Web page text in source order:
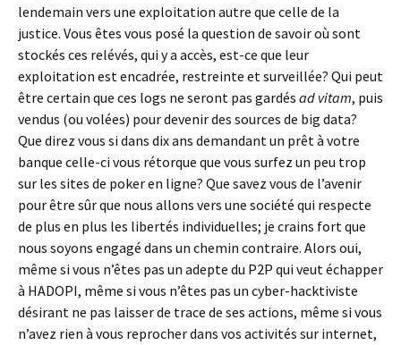
lendemain vers une exploitation autre que celle de la
justice. Vous êtes vous posé la question de savoir où sont
stockés ces relévés, qui y a accès, est-ce que leur
exploitation est encadrée, restreinte et surveillée? Qui peut
être certain que ces logs ne seront pas gardés ad vitam, puis
vendus (ou volées) pour devenir des sources de big data?
Que direz vous si dans dix ans demandant un prêt à votre
banque celle-ci vous rétorque que vous surfez un peu trop
sur les sites de poker en ligne? Que savez vous de l’avenir
pour être sûr que nous allons vers une société qui respecte
de plus en plus les libertés individuelles; je crains fort que
nous soyons engagé dans un chemin contraire. Alors oui,
même si vous n’êtes pas un adepte du P2P qui veut échapper
à HADOPI, même si vous n’êtes pas un cyber-hacktiviste
désirant ne pas laisser de trace de ses actions, même si vous
n’avez rien à vous reprocher dans vos activités sur internet,